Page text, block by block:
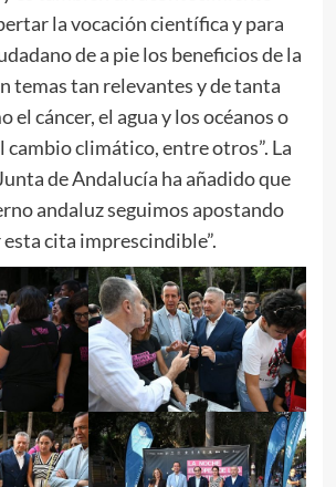
la vocación científica y para
de a pie los beneficios de la
temas tan relevantes y de tanta
el cáncer, el agua y los océanos o
cambio climático, entre otros”. La
de Andalucía ha añadido que
andaluz seguimos apostando
cita imprescindible”.